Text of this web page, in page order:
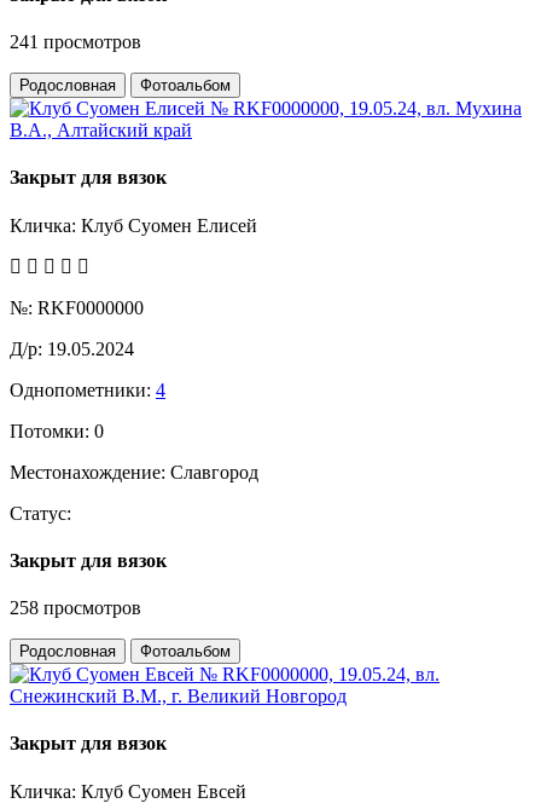
241 просмотров
Родословная Фотоальбом
Закрыт для вязок
Кличка: Клуб Суомен Елисей
№: RKF0000000
Д/р: 19.05.2024
Однопометники: 4
Потомки: 0
Местонахождение: Славгород
Статус:
Закрыт для вязок
258 просмотров
Родословная Фотоальбом
Закрыт для вязок
Кличка: Клуб Суомен Евсей